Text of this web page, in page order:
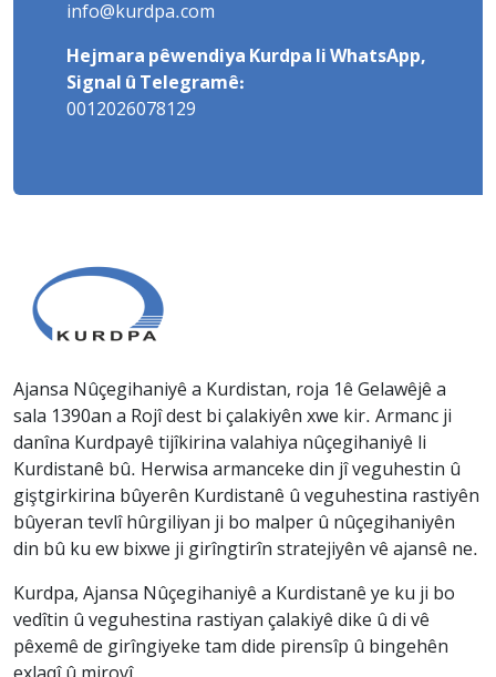
info@kurdpa.com
Hejmara pêwendiya Kurdpa li WhatsApp,
Signal û Telegramê:
0012026078129
Ajansa Nûçegihaniyê a Kurdistan, roja 1ê Gelawêjê a
sala 1390an a Rojî dest bi çalakiyên xwe kir. Armanc ji
danîna Kurdpayê tijîkirina valahiya nûçegihaniyê li
Kurdistanê bû. Herwisa armanceke din jî veguhestin û
giştgirkirina bûyerên Kurdistanê û veguhestina rastiyên
bûyeran tevlî hûrgiliyan ji bo malper û nûçegihaniyên
din bû ku ew bixwe ji girîngtirîn stratejiyên vê ajansê ne.
Kurdpa, Ajansa Nûçegihaniyê a Kurdistanê ye ku ji bo
vedîtin û veguhestina rastiyan çalakiyê dike û di vê
pêxemê de girîngiyeke tam dide pirensîp û bingehên